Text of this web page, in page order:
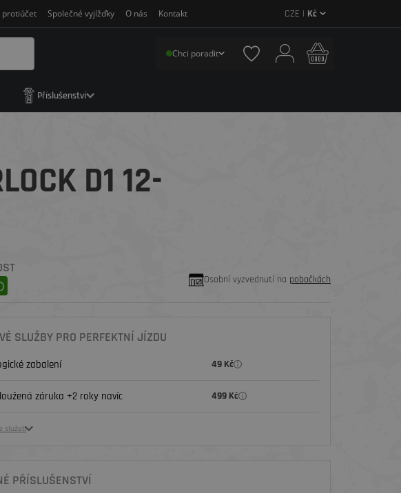
protiúčet Společné vyjížďky O nás Kontakt CZE | Kč
Chci poradit
Příslušenství
D1 12-
Osobní vyzvednutí na pobočkách
SLUŽBY PRO PERFEKTNÍ JÍZDU
zabalení 49 Kč
záruka +2 roky navíc 499 Kč
služeb
PŘÍSLUŠENSTVÍ